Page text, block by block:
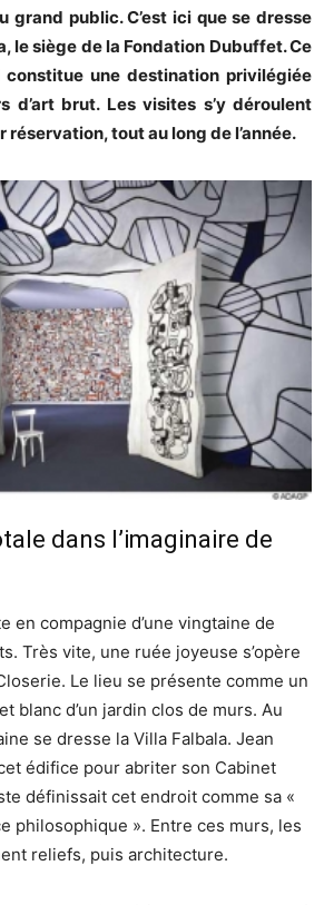
grand public. C’est ici que se dresse
le siège de la Fondation Dubuffet. Ce
une destination privilégiée
d’art brut. Les visites s’y déroulent
tout au long de l’année.
dans l’imaginaire de
en compagnie d’une vingtaine de
Très vite, une ruée joyeuse s’opère
Le lieu se présente comme un
blanc d’un jardin clos de murs. Au
se dresse la Villa Falbala. Jean
édifice pour abriter son Cabinet
définissait cet endroit comme sa «
philosophique ». Entre ces murs, les
reliefs, puis architecture.